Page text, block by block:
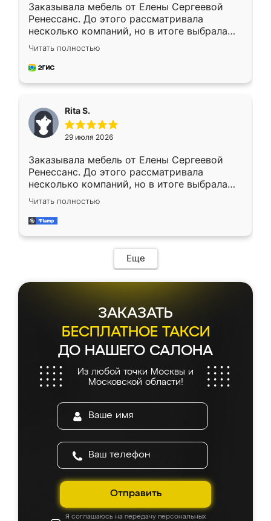
Заказывала мебель от Елены Сергеевой
Ренессанс. До этого рассматривала
несколько компаний, но в итоге выбрала
эту. Сначала обговорили условия, потом
приехал замерщик, всё спокойно объяснил
и снял размеры. Изготовили в срок, с
каких-либо доработок. Качеством осталась
довольна, все выглядит так, как и ожидала.
Читать полностью
Rita S.
29 июля 2026
Заказывала мебель от Елены Сергеевой
Ренессанс. До этого рассматривала
несколько компаний, но в итоге выбрала
эту. Сначала обговорили условия, потом
приехал замерщик, всё спокойно объяснил
и снял размеры. Изготовили в срок, с
мебель сразу встала на свое место без
каких-либо доработок. Качеством осталась
довольна, все выглядит так, как и ожидала.
Читать полностью
Еще
ЗАКАЗАТЬ
БЕСПЛАТНОЕ ТАКСИ
ДО НАШЕГО САЛОНА
Из любой точки Москвы и
Московской области!
Отправить
Я соглашаюсь на передачу персональных